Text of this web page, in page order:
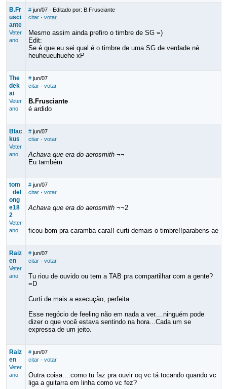
B.Fr
usci
ante
Veter
ano
# jun/07· Editado por: B.Frusciante
citar· votar
Mesmo assim ainda prefiro o timbre de SG =)
Edit:
Se é que eu sei qual é o timbre de uma SG de verdade né
heuheueuhuehe xP
The
dek
ai
Veter
ano
# jun/07
citar· votar
B.Frusciante
é ardido
Blac
kus
Veter
ano
# jun/07
citar· votar
Achava que era do aerosmith ¬¬
Eu também
tom
_del
ong
e18
2
Veter
ano
# jun/07
citar· votar
Achava que era do aerosmith ¬¬2
ficou bom pra caramba cara!! curti demais o timbre!!parabens ae
Raiz
en
Veter
ano
# jun/07
citar· votar
Tu riou de ouvido ou tem a TAB pra compartilhar com a gente?
=D
Curti de mais a execução, perfeita...
Esse negócio de feeling não em nada a ver....ninguém pode
dizer o que você estava sentindo na hora...Cada um se
expressa de um jeito.
Raiz
en
Veter
ano
# jun/07
citar· votar
Outra coisa....como tu faz pra ouvir oq vc tá tocando quando vc
liga a guitarra em linha como vc fez?